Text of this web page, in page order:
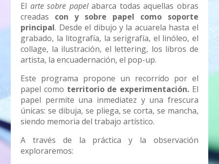
El arte sobre papelabarca todas aquellas obras
creadas con y sobre papel como soporte
principal. Desde el dibujo y la acuarela hasta el
grabado, la litografía, la serigrafía, el linóleo, el
collage, la ilustración, el lettering, los libros de
artista, la encuadernación, el pop-up.
Este programa propone un recorrido por el
papel como territorio de experimentación.El
papel permite una inmediatez y una frescura
únicas: se dibuja, se pliega, se corta, se mancha,
siendo memoria del trabajo artístico.
A través de la práctica y la observación
exploraremos: